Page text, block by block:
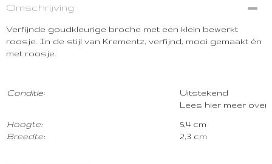
Omschrijving
Verfijnde goudkleurige broche met een klein bewerkt
roosje. In de stijl van Krementz, verfijnd, mooi gemaakt én
met roosje.
Conditie:
Hoogte:
Breedte:
Uitstekend
Lees hier meer over
5,4 cm
2,3 cm